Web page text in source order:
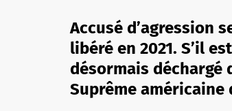
Accusé d’agression
libéré en 2021. S’il
désormais déchargé
Suprême américaine